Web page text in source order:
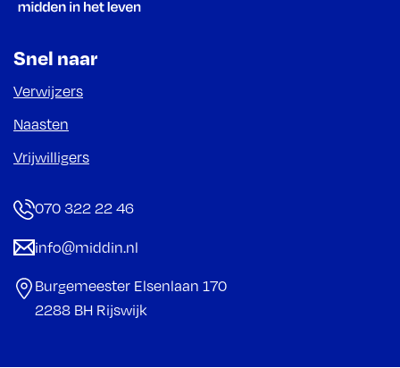
Snel naar
Verwijzers
Naasten
Vrijwilligers
070 322 22 46
info@middin.nl
Burgemeester Elsenlaan 170
2288 BH Rijswijk